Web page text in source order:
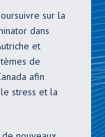
sur la
dans
et
de
afin
stress et la